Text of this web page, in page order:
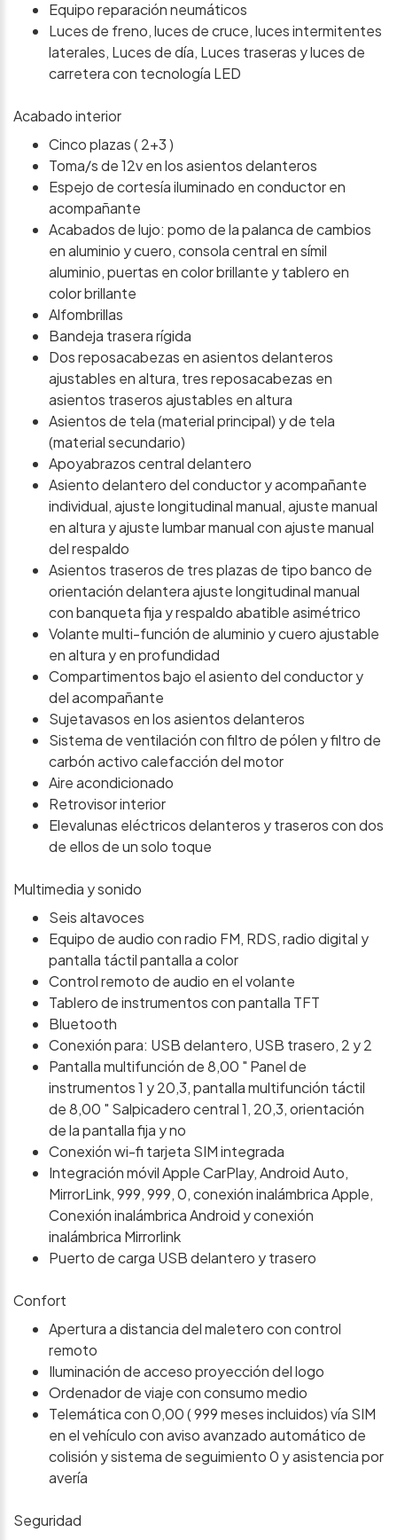
Equipo reparación neumáticos
Luces de freno, luces de cruce, luces intermitentes
laterales, Luces de día, Luces traseras y luces de
carretera con tecnología LED
Acabado interior
Cinco plazas ( 2+3 )
Toma/s de 12v en los asientos delanteros
Espejo de cortesía iluminado en conductor en
acompañante
Acabados de lujo: pomo de la palanca de cambios
en aluminio y cuero, consola central en símil
aluminio, puertas en color brillante y tablero en
color brillante
Alfombrillas
Bandeja trasera rígida
Dos reposacabezas en asientos delanteros
ajustables en altura, tres reposacabezas en
asientos traseros ajustables en altura
Asientos de tela (material principal) y de tela
(material secundario)
Apoyabrazos central delantero
Asiento delantero del conductor y acompañante
individual, ajuste longitudinal manual, ajuste manual
en altura y ajuste lumbar manual con ajuste manual
del respaldo
Asientos traseros de tres plazas de tipo banco de
orientación delantera ajuste longitudinal manual
con banqueta fija y respaldo abatible asimétrico
Volante multi-función de aluminio y cuero ajustable
en altura y en profundidad
Compartimentos bajo el asiento del conductor y
del acompañante
Sujetavasos en los asientos delanteros
Sistema de ventilación con filtro de pólen y filtro de
carbón activo calefacción del motor
Aire acondicionado
Retrovisor interior
Elevalunas eléctricos delanteros y traseros con dos
de ellos de un solo toque
Multimedia y sonido
Seis altavoces
Equipo de audio con radio FM, RDS, radio digital y
pantalla táctil pantalla a color
Control remoto de audio en el volante
Tablero de instrumentos con pantalla TFT
Bluetooth
Conexión para: USB delantero, USB trasero, 2 y 2
Pantalla multifunción de 8,00 " Panel de
instrumentos 1 y 20,3, pantalla multifunción táctil
de 8,00 " Salpicadero central 1, 20,3, orientación
de la pantalla fija y no
Conexión wi-fi tarjeta SIM integrada
Integración móvil Apple CarPlay, Android Auto,
MirrorLink, 999, 999, 0, conexión inalámbrica Apple,
Conexión inalámbrica Android y conexión
inalámbrica Mirrorlink
Puerto de carga USB delantero y trasero
Confort
Apertura a distancia del maletero con control
remoto
Iluminación de acceso proyección del logo
Ordenador de viaje con consumo medio
Telemática con 0,00 ( 999 meses incluidos) vía SIM
en el vehículo con aviso avanzado automático de
colisión y sistema de seguimiento 0 y asistencia por
avería
Seguridad